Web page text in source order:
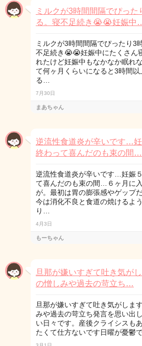
ミルクが3時間間隔でぴった
る。寝不足続き😭😭妊娠中
ミルクが3時間間隔でぴったり3
不足続き😭😭妊娠中にたくさん
れたけど妊娠中もなかなか眠れ
て何ヶ月くらいになると3時間
る…
7月30日
まあちゃん
逆流性食道炎が辛いです…
終わって喜んだのも束の間…
逆流性食道炎が辛いです…妊娠
て喜んだのも束の間…６ヶ月に
が。最初は胃の膨張感やゲップ
今は消化不良と食道の焼けるよ
り…
4月3日
もーちゃん
旦那が嫌いすぎて吐き気が
の憎しみや過去の苛立ち…
旦那が嫌いすぎて吐き気がしま
みや過去の苛立ち発言を思い出
い日々です。産後クライシスも
たくて仕方ないです日曜が憂鬱